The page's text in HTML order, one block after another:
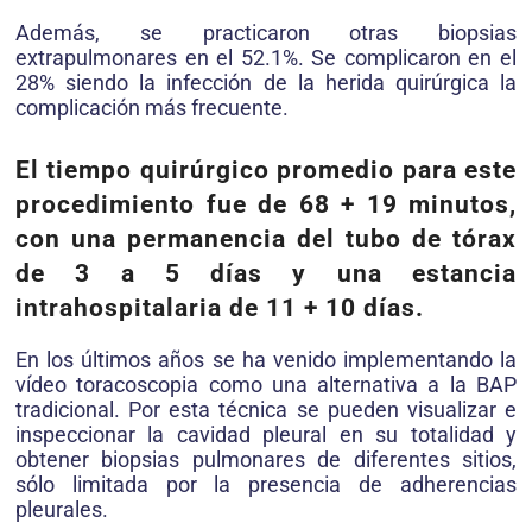
Además, se practicaron otras biopsias
extrapulmonares en el 52.1%. Se complicaron en el
28% siendo la infección de la herida quirúrgica la
complicación más frecuente.
El tiempo quirúrgico promedio para este
procedimiento fue de 68 + 19 minutos,
con una permanencia del tubo de tórax
de 3 a 5 días y una estancia
intrahospitalaria de 11 + 10 días.
En los últimos años se ha venido implementando la
vídeo toracoscopia como una alternativa a la BAP
tradicional. Por esta técnica se pueden visualizar e
inspeccionar la cavidad pleural en su totalidad y
obtener biopsias pulmonares de diferentes sitios,
sólo limitada por la presencia de adherencias
pleurales.